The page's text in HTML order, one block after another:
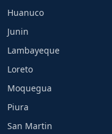
Huanuco
Junin
Lambayeque
Loreto
Moquegua
Piura
San Martin